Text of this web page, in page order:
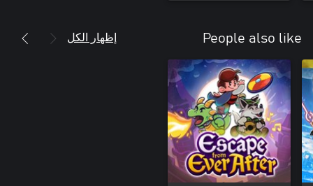
People also like إظهار الكل